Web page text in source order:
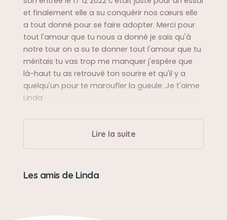
et finalement elle a su conquérir nos cœurs elle
a tout donné pour se faire adopter. Merci pour
tout l'amour que tu nous a donné je sais qu'à
notre tour on a su te donner tout l'amour que tu
méritais tu vas trop me manquer j'espère que
là-haut tu as retrouvé ton sourire et qu'il y a
quelqu'un pour te maroufler la gueule .Je t'aime
Linda
Aller chier devant l'école à Marina
Sa bêtise préférée
Lire la suite
Les amis de Linda